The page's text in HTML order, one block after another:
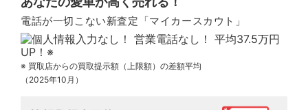
電話が一切こない新査定「マイカースカウト」
※ 買取店からの買取提示額（上限額）の差額平均
（2025年10月）